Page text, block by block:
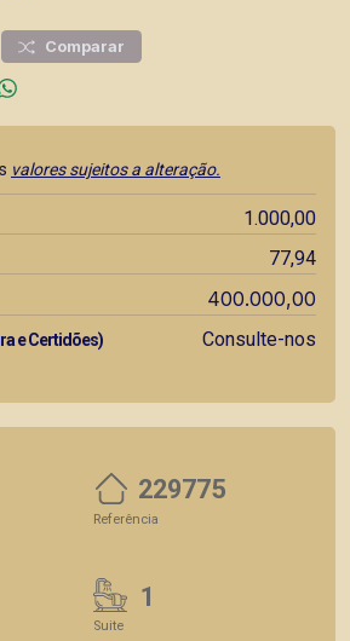
Comparar
valores sujeitos a alteração.
1.000,00
77,94
400.000,00
e Certidões) Consulte-nos
229775
Referência
1
Suite